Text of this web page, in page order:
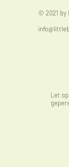
© 2021 by
Let